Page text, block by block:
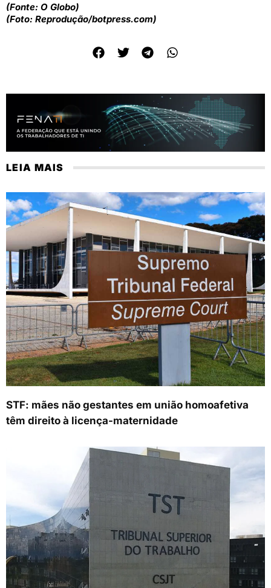
(Fonte: O Globo)
(Foto: Reprodução/botpress.com)
LEIA MAIS
STF: mães não gestantes em união homoafetiva
têm direito à licença-maternidade